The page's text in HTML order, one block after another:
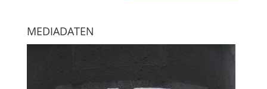
MEDIADATEN